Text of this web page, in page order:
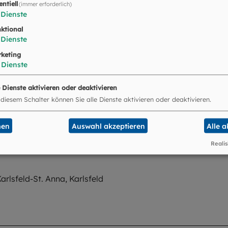
Palling Tauffeier Isabell
Mariä Geburt, Palling
Heimstetten-St. Peter, Kirchheim b. München
St. Anna, Karlsfeld
(immer erforderlich)
Dienste
Dienste
Dienste
Dienste aktivieren oder deaktivieren
Schalter können Sie alle Dienste aktivieren oder deaktivieren.
Auswahl akzeptieren Alle